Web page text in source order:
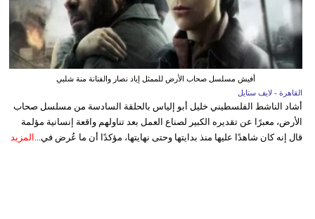
أفيش مسلسل صحاب الأرض للممثل إياد نصار والفنانة منة شلبي
القاهرة - لايف ستايل
أشاد الناشط الفلسطيني خليل أبو إلياس بالحلقة السادسة من مسلسل صحاب
الأرض، معبرًا عن تقديره الكبير لصناع العمل بعد تناولهم واقعة إنسانية مؤلمة
قال إنه كان شاهدًا عليها منذ بدايتها وحتى نهايتها، مؤكدًا أن ما عُرض في... المزيد